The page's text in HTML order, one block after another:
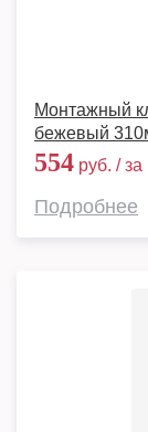
Монтажный
бежевый
554 руб. / за
Подробнее